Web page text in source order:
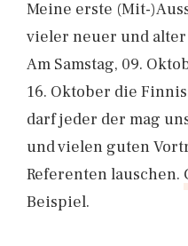
Meine erste (Mit-
vieler neuer und
Am Samstag, 09.
16. Oktober die
darf jeder der mag
und vielen guten
Referenten lauschen.
Beispiel.